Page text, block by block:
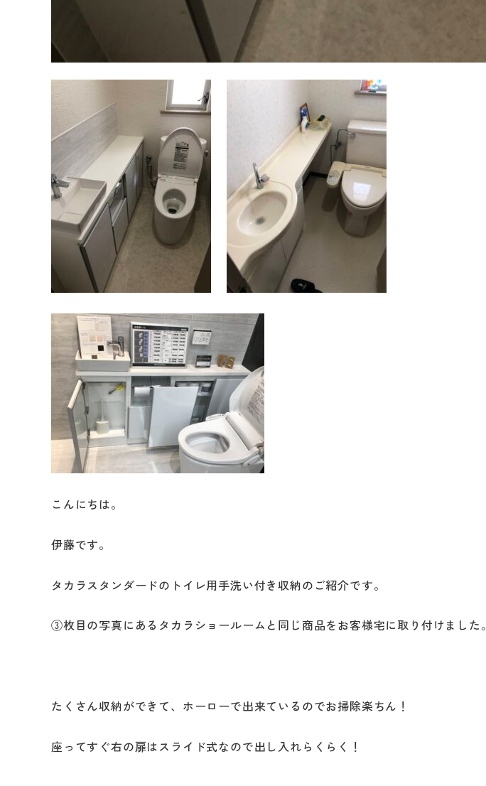
リフォームメニュー
キッチン
バスルーム
洗面化粧台
トイレ
LDK リフォーム
増改築・減築・
修繕・小工事
こんにちは。
伊藤です。
タカラスタンダードのトイレ用手洗い付き収納のご紹介です。
③枚目の写真にあるタカラショールームと同じ商品をお客様宅に取り付けました。
たくさん収納ができて、ホーローで出来ているのでお掃除楽ちん！
座ってすぐ右の扉はスライド式なので出し入れらくらく！